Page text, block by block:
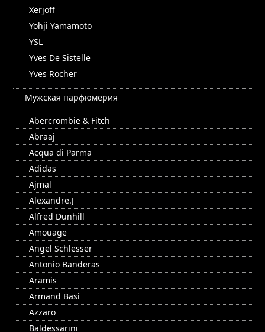
Xerjoff
Yohji Yamamoto
YSL
Yves De Sistelle
Yves Rocher
Мужская парфюмерия
Abercrombie & Fitch
Abraaj
Acqua di Parma
Adidas
Ajmal
Alexandre.J
Alfred Dunhill
Amouage
Angel Schlesser
Antonio Banderas
Aramis
Armand Basi
Azzaro
Baldessarini